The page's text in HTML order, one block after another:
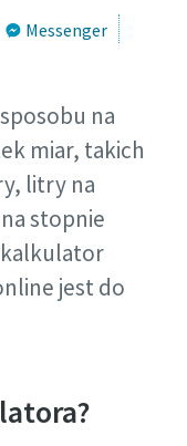
przy użyciu
Messenger
na
miar, takich
litry na
stopnie
kalkulator
jest do